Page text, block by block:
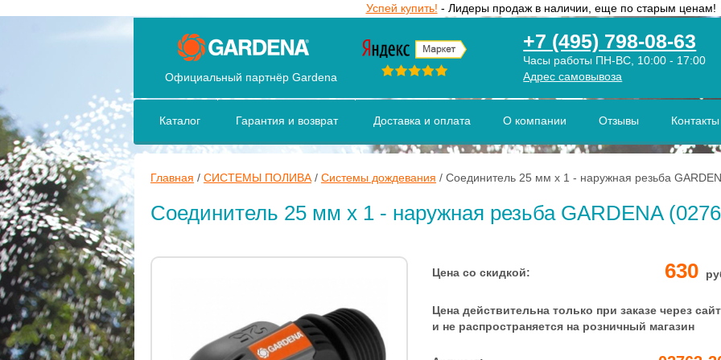
Успей купить! - Лидеры продаж в наличии, еще по старым ценам!
Официальный партнёр Gardena
+7 (495) 798-08-63
Часы работы ПН-ВС, 10:00 - 17:00
Адрес самовывоза
Каталог Гарантия и возврат Доставка и оплата О компании Отзывы Контакты
Главная / СИСТЕМЫ ПОЛИВА / Системы дождевания / Соединитель 25 мм x 1 - наружная резьба
Соединитель 25 мм x 1 - наружная резьба GARDENA
Цена со скидкой: 630
Цена действительна только при заказе через сайт
и не распространяется на розничный магазин